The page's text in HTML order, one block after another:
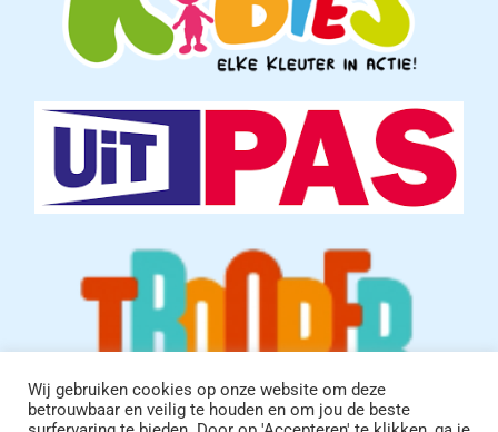
Wij gebruiken cookies op onze website om deze
betrouwbaar en veilig te houden en om jou de beste